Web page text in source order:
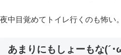
夜中目覚めてトイレ行くのも怖い。
あまりにもしょーもな(´